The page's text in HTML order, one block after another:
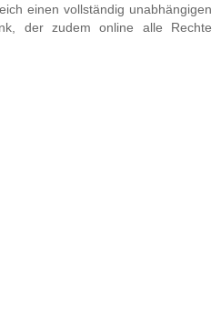
einen vollständig unabhängigen
der zudem online alle Rechte